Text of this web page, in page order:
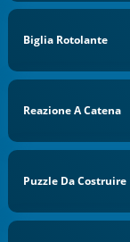
Biglia Rotolante
Reazione A Catena
Puzzle Da Costruire